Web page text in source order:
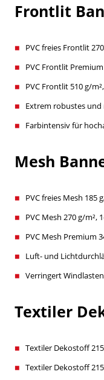
Frontlit
PVC freies Frontlit
PVC Frontlit
PVC Frontlit 510 g/
Extrem robustes
Farbintensiv für
Mesh
PVC freies Mesh 185
PVC Mesh 270 g/m²,
PVC Mesh Premium
Luft- und
Verringert
Textiler
Textiler Dekostoff
Textiler Dekostoff